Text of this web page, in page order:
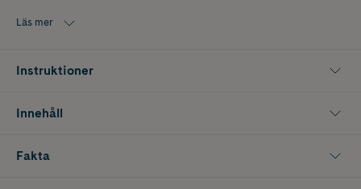
Läs mer
Instruktioner
Innehåll
Fakta